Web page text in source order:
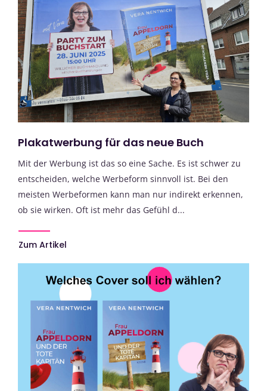
Plakatwerbung für das neue Buch
Mit der Werbung ist das so eine Sache. Es ist schwer zu
entscheiden, welche Werbeform sinnvoll ist. Bei den
meisten Werbeformen kann man nur indirekt erkennen,
ob sie wirken. Oft ist mehr das Gefühl d...
Zum Artikel